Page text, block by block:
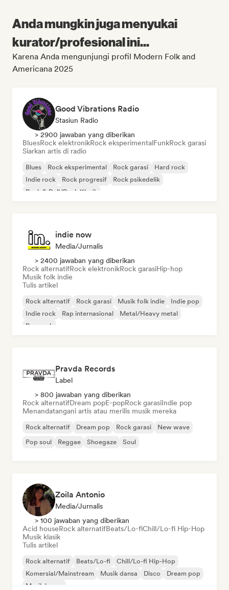
Anda mungkin juga menyukai
kurator/profesional ini...
Karena Anda mengunjungi profil Modern Folk and
Americana 2025
Good Vibrations Radio
Stasiun Radio
> 2900 jawaban yang diberikan
BluesRock elektronikRock eksperimentalFunkRock garasi
Siarkan artis di radio
Blues Rock eksperimental Rock garasi
Hard rock
Indie rock
Rock progresif
Rock psikedelik
Rock & Roll/Rock Klasik
indie now
Media/Jurnalis
> 2400 jawaban yang diberikan
Rock alternatifRock elektronikRock garasiHip-hop
Musik folk indie
Tulis artikel
Rock alternatif Rock garasi Musik folk indie
Indie pop
Indie rock
Rap internasional
Metal/Heavy metal
Pop rock
Pravda Records
Label
> 800 jawaban yang diberikan
Rock alternatifDream popE-popRock garasiIndie pop
Menandatangani artis atau merilis musik mereka
Rock alternatif Dream pop Rock garasi
New wave
Pop soul
Reggae Shoegaze Soul
Zoila Antonio
Media/Jurnalis
> 100 jawaban yang diberikan
Acid houseRock alternatifBeats/Lo-fiChill/Lo-fi Hip-Hop
Musik klasik
Tulis artikel
Rock alternatif Beats/Lo-fi
Chill/Lo-fi Hip-Hop
Komersial/Mainstream
Musik dansa Disco
Dream pop
Musik house